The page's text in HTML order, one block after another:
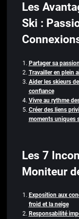
Les
Ski :
Partager sa
Travailler en plein
Aider les skieurs
confiance
Vivre au rythme
Créer des liens
moments uniques
Les 7
Moniteur
Exposition aux
froid et la neige
Responsabilité